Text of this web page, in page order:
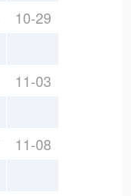
10-29
11-03
11-08